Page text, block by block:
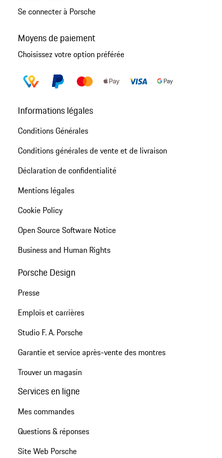
Se connecter à Porsche
Moyens de paiement
Choisissez votre option préférée
Informations légales
Conditions Générales
Conditions générales de vente et de livraison
Déclaration de confidentialité
Mentions légales
Cookie Policy
Open Source Software Notice
Business and Human Rights
Porsche Design
Presse
Emplois et carrières
Studio F. A. Porsche
Garantie et service après-vente des montres
Trouver un magasin
Services en ligne
Mes commandes
Questions & réponses
Site Web Porsche